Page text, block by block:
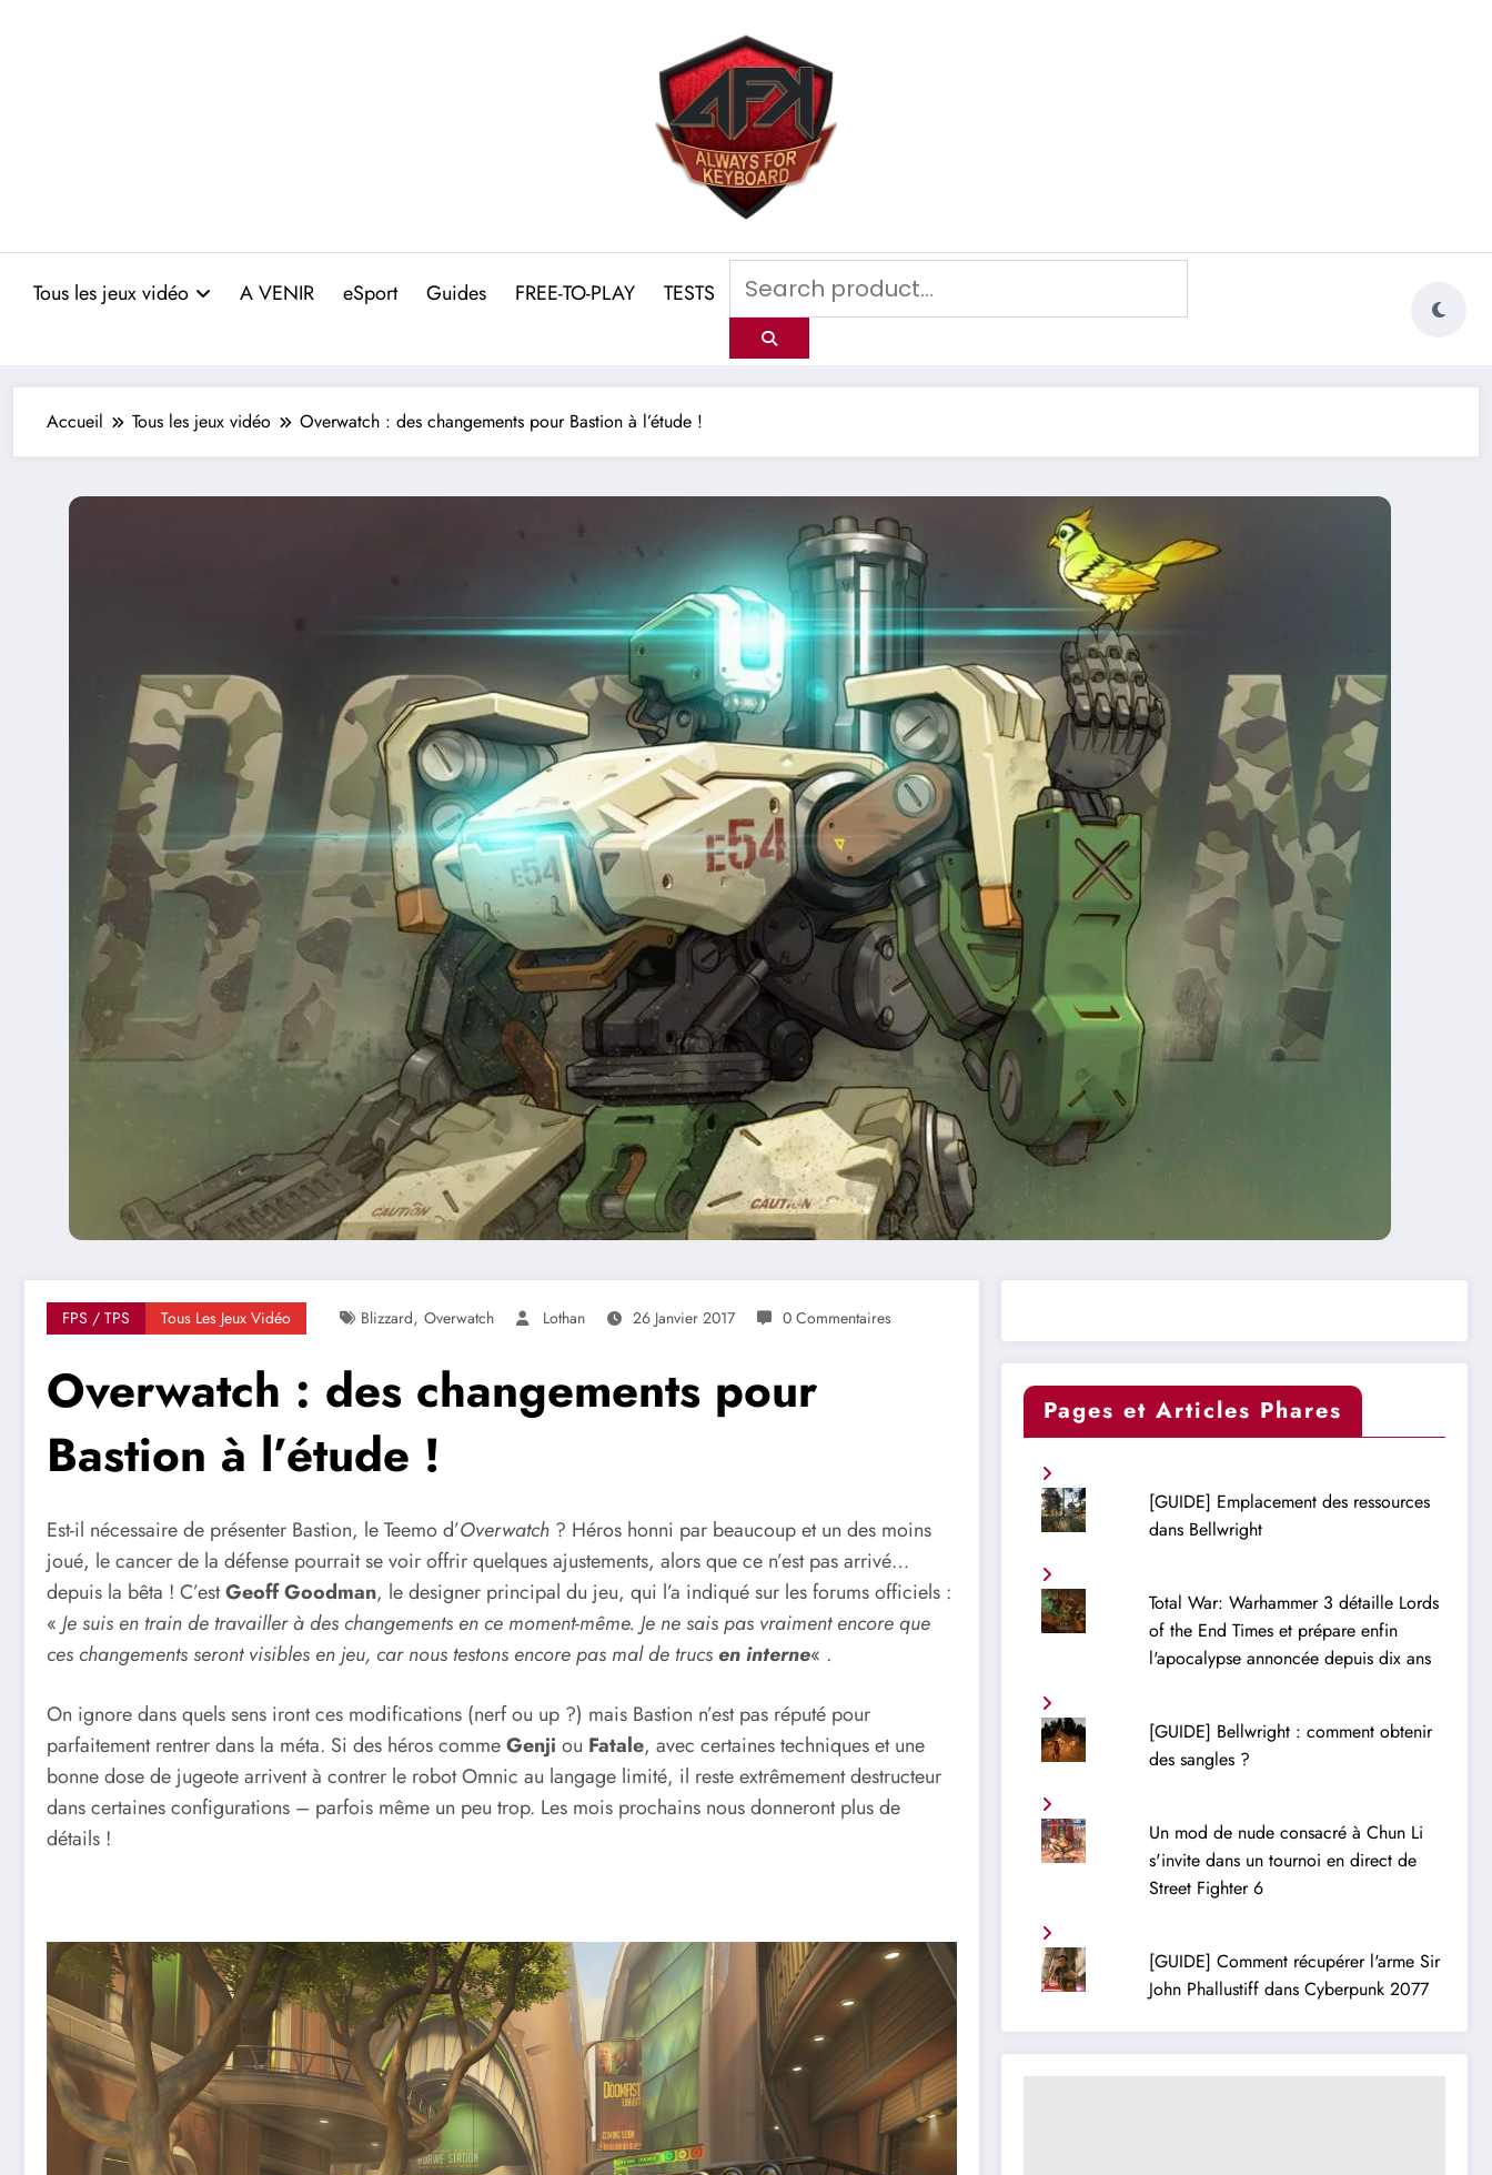
Tous les jeux vidéo A VENIR eSport Guides FREE-TO-PLAY TESTS
Accueil Tous les jeux vidéo Overwatch : des changements pour Bastion à l’étude !
FPS / TPS Tous Les Jeux Vidéo Blizzard, Overwatch Lothan 26 Janvier 2017 0 Commentaires
Overwatch : des changements pour
Bastion à l’étude !
Est-il nécessaire de présenter Bastion, le Teemo d’Overwatch ? Héros honni par beaucoup et un des moins
joué, le cancer de la défense pourrait se voir offrir quelques ajustements, alors que ce n’est pas arrivé…
depuis la bêta ! C’estGeoff Goodman, le designer principal du jeu, qui l’a indiqué sur les forums officiels :
« Je suis en train de travailler à des changements en ce moment-même. Je ne sais pas vraiment encore que
ces changements seront visibles en jeu, car nous testons encore pas mal de trucsen interne« .
On ignore dans quels sens iront ces modifications (nerf ou up ?) mais Bastion n’est pas réputé pour
parfaitement rentrer dans la méta. Si des héros commeGenji ou Fatale, avec certaines techniques et une
bonne dose de jugeote arrivent à contrer le robot Omnic au langage limité, il reste extrêmement destructeur
dans certaines configurations – parfois même un peu trop. Les mois prochains nous donneront plus de
détails !
Pages et Articles Phares
[GUIDE] Emplacement des ressources
dans Bellwright
Total War: Warhammer 3 détaille Lords
of the End Times et prépare enfin
l'apocalypse annoncée depuis dix ans
[GUIDE] Bellwright : comment obtenir
des sangles ?
Un mod de nude consacré à Chun Li
s'invite dans un tournoi en direct de
Street Fighter 6
[GUIDE] Comment récupérer l'arme Sir
John Phallustiff dans Cyberpunk 2077